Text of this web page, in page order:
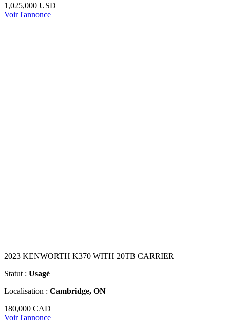
1,025,000 USD
Voir l'annonce
2023 KENWORTH K370 WITH 20TB CARRIER
Statut : Usagé
Localisation : Cambridge, ON
180,000 CAD
Voir l'annonce